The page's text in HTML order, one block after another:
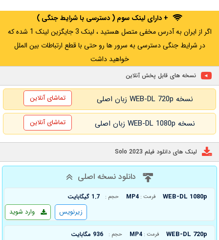
+ دارای لینک سوم ( دسترسی با شرایط جنگی )
اگر از ایران به آدرس مخفی متصل هستید ، لینک 3 جایگزین لینک 1 شده که
در شرایط جنگی دسترسی به سرور ها رو حتی با قطع ارتباطات بین الملل
خواهید داشت
نسخه های قابل پخش آنلاین
نسخه WEB-DL 720p زبان اصلی تماشای آنلاین
نسخه WEB-DL 1080p زبان اصلی تماشای آنلاین
لینک های دانلود فیلم Solo 2023
دانلود نسخه اصلی
WEB-DL 1080p فرمت : MP4 حجم : 1.7 گیگابایت
وارد شوید زیرنویس
WEB-DL 720p فرمت : MP4 حجم : 936 مگابایت